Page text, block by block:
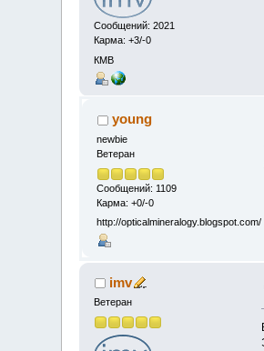
Сообщений: 2021
Карма: +3/-0
КМВ
young
newbie
Ветеран
Сообщений: 1109
Карма: +0/-0
http://opticalmineralogy.blogspot.com/
imv
Ветеран